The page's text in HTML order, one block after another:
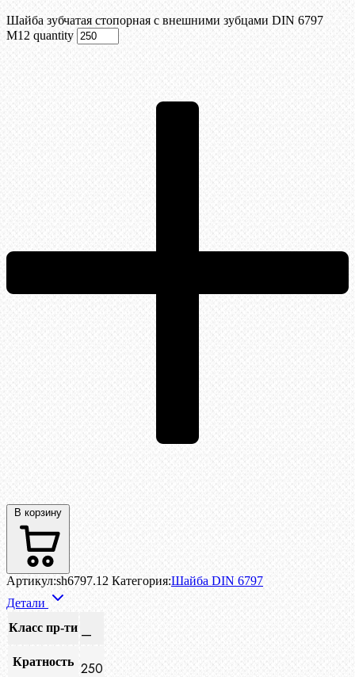
Шайба зубчатая стопорная с внешними зубцами DIN 6797
М12 quantity
В корзину
Артикул:sh6797.12 Категория:Шайба DIN 6797
Детали
Класс пр-ти —
Кратность 250